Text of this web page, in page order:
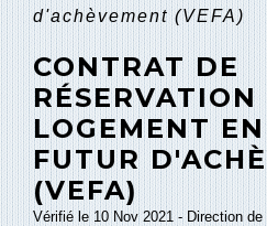
d'achèvement (VEFA)
CONTRAT DE
LOGEMENT
FUTUR
(VEFA)
Vérifié le 10 Nov 2021 - Direction